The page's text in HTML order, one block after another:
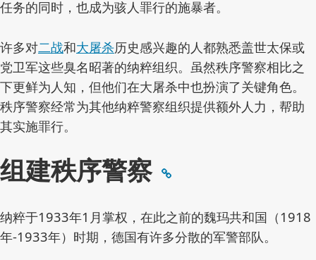
任务的同时，也成为骇人罪行的施暴者。
许多对二战和大屠杀历史感兴趣的人都熟悉盖世太保或
党卫军这些臭名昭著的纳粹组织。虽然秩序警察相比之
下更鲜为人知，但他们在大屠杀中也扮演了关键角色。
秩序警察经常为其他纳粹警察组织提供额外人力，帮助
其实施罪行。
组建秩序警察
纳粹于1933年1月掌权，在此之前的魏玛共和国（1918
年-1933年）时期，德国有许多分散的军警部队。